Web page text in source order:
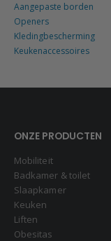
Aangepaste borden
Openers
Kledingbescherming
Keukenaccessoires
ONZE PRODUCTEN
Mobiliteit
Badkamer & toilet
Slaapkamer
Keuken
Liften
Obesitas